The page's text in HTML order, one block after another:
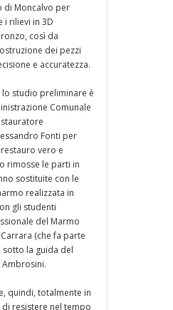
di Moncalvo per
i rilievi in 3D
così da
dei pezzi
e accuratezza.
studio preliminare è
Comunale
Fonti per
vero e
rimosse le parti in
sostituite con le
realizzata in
gli studenti
del Marmo
(che fa parte
sotto la guida del
quindi, totalmente in
resistere nel tempo